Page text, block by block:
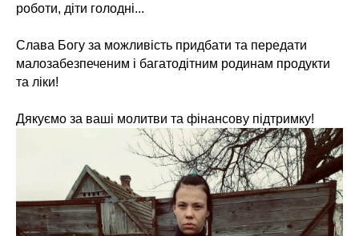
роботи, діти голодні...
Слава Богу за можливість придбати та передати
малозабезпеченим і багатодітним родинам продукти
та ліки!
Дякуємо за ваші молитви та фінансову підтримку!